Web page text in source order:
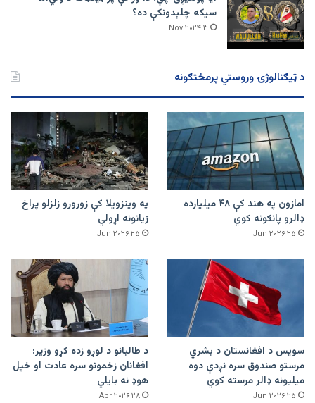
سیکه چلېدونکې ده؟
۳ Nov ۲۰۲۴
د ټیګنالوژۍ وروستي پرمختګونه
امازون په هند کې ۴۸ میلیارده
ډالرو پانګونه کوي
۲۵ Jun ۲۰۲۶
په وینزویلا کې زورورو زلزلو پراخ
زیانونه اړولي
۲۵ Jun ۲۰۲۶
سویس د افغانستان د بشري
مرستو صندوق سره نږدې دوه
میلیونه ډالر مرسته کوي
۲۵ Jun ۲۰۲۶
د طالبانو د لوړو زده کړو وزیر:
افغانان زخمونو سره عادت او خپل
هوډ نه بایلي
۲۸ Apr ۲۰۲۶